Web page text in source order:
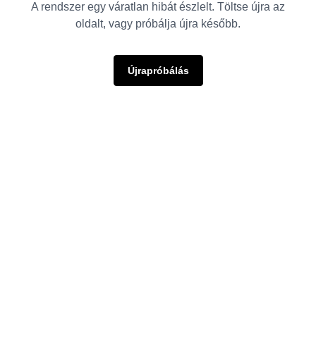
A rendszer egy váratlan hibát észlelt. Töltse újra az
oldalt, vagy próbálja újra később.
Újrapróbálás